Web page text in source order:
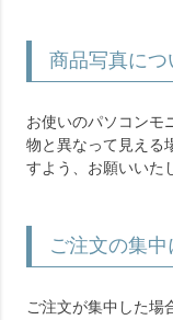
商品写真につ
お使いのパソコンモ
物と異なって見える
すよう、お願いいた
ご注文の集中
ご注文が集中した場